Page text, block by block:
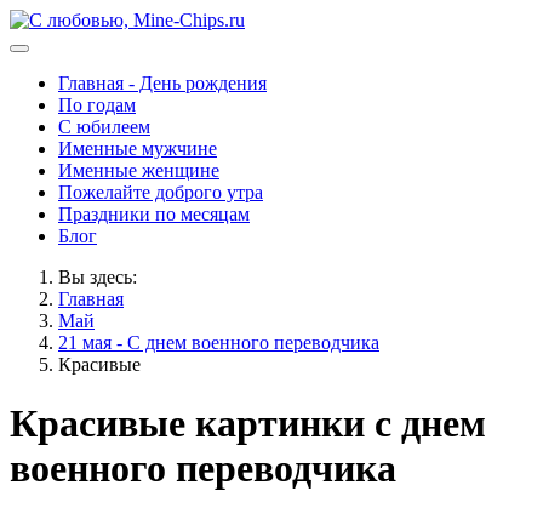
Главная - День рождения
По годам
С юбилеем
Именные мужчине
Именные женщине
Пожелайте доброго утра
Праздники по месяцам
Блог
Вы здесь:
Главная
Май
21 мая - С днем военного переводчика
Красивые
Красивые картинки с днем
военного переводчика